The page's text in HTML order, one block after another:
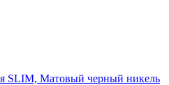
SLIM, Матовый черный никель